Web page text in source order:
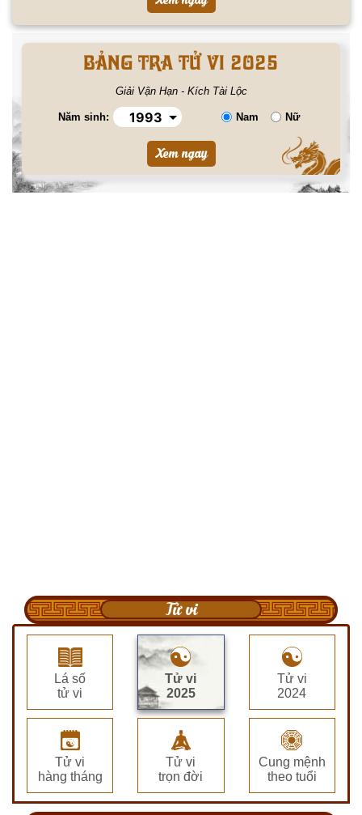
BẢNG TRA TỬ VI 2025
Giải Vận Hạn - Kích Tài Lộc
Năm sinh: Nam Nữ
Tử vi
Lá số
tử vi
Tử vi
2025
Tử vi
2024
Tử vi
hàng tháng
Tử vi
trọn đời
Cung mệnh
theo tuổi